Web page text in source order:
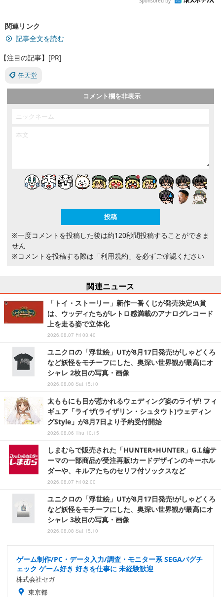
関連リンク
記事全文を読む
【注目の記事】[PR]
任天堂
コメント欄を非表示
※一度コメントを投稿した後は約120秒間投稿することができま
せん
※コメントを投稿する際は 「利用規約」 を必ずご確認ください
関連ニュース
「トイ・ストーリー」新作一番くじが発売決定!A賞
は、ウッディたちがレトロ感満載のアナログレコード
上を走る姿で立体化
2026.08.07 Fri 03:40
ユニクロの「浮世絵」UTが8月17日発売!がしゃどくろ
など妖怪をモチーフにした、奥深い世界観が最高にオ
シャレ 2枚目の写真・画像
2026.08.08 Sat 15:10
太ももにも目が惹かれるウェディング姿のライザ! フィ
ギュア「ライザ(ライザリン・シュタウト)ウェディン
グStyle」が8月7日より予約受付開始
2026.08.06 Thu 10:15
しまむらで販売された「HUNTER×HUNTER」G.I.編テ
ーマの一部商品が受注再販!カードデザインのキーホル
ダーや、キルアたちのセリフ付ソックスなど
2026.08.07 Fri 02:00
ユニクロの「浮世絵」UTが8月17日発売!がしゃどくろ
など妖怪をモチーフにした、奥深い世界観が最高にオ
シャレ 3枚目の写真・画像
2026.08.08 Sat 15:10
ゲーム制作/PC・データ入力/調査・モニター系 SEGAバグチ
ェック ゲーム好き 好きを仕事に 未経験歓迎
株式会社セガ
東京都